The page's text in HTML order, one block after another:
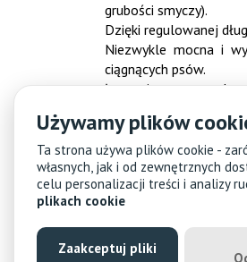
grubości smyczy).
Dzięki regulowanej
Niezwykle mocna i
ciągnących psów.
Łączenia smyczy
Obsługa klienta
Kontakt
Regulamin
Używamy plików
Ta strona używa plików cookie -
własnych, jak i od zewnętrznych
celu personalizacji treści i analizy
plikach cookie
Zaakceptuj pliki